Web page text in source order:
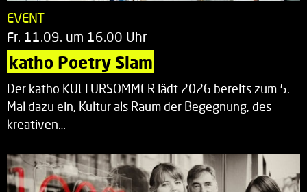
EVENT
Fr. 11.09. um 16.00 Uhr
katho Poetry Slam
Der katho KULTURSOMMER lädt 2026 bereits zum 5.
Mal dazu ein, Kultur als Raum der Begegnung, des
kreativen…